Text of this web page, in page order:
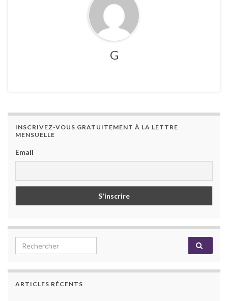
G
INSCRIVEZ-VOUS GRATUITEMENT À LA LETTRE
MENSUELLE
Email
Search for:
ARTICLES RÉCENTS